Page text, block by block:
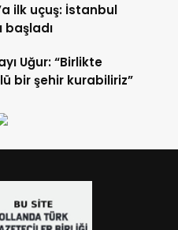
ilk uçuş: İstanbul
başladı
Uğur: “Birlikte
bir şehir kurabiliriz”